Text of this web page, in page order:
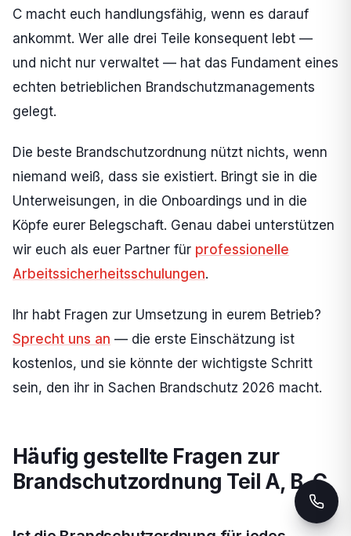
C macht euch handlungsfähig, wenn es darauf
ankommt. Wer alle drei Teile konsequent lebt —
und nicht nur verwaltet — hat das Fundament eines
echten betrieblichen Brandschutzmanagements
gelegt.
Die beste Brandschutzordnung nützt nichts, wenn
niemand weiß, dass sie existiert. Bringt sie in die
Unterweisungen, in die Onboardings und in die
Köpfe eurer Belegschaft. Genau dabei unterstützen
wir euch als euer Partner für professionelle
Arbeitssicherheitsschulungen.
Ihr habt Fragen zur Umsetzung in eurem Betrieb?
Sprecht uns an — die erste Einschätzung ist
kostenlos, und sie könnte der wichtigste Schritt
sein, den ihr in Sachen Brandschutz 2026 macht.
Häufig gestellte Fragen zur
Brandschutzordnung Teil A, B, C